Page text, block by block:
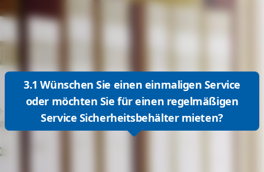
3.1 Wünschen Sie einen einmaligen Service
oder möchten Sie für einen regelmäßigen
Service Sicherheitsbehälter mieten?